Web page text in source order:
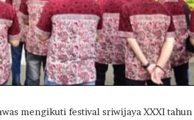
mengikuti festival sriwijaya XXXI tahun